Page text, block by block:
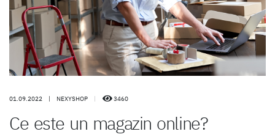
01.09.2022 | NEXYSHOP | 3460
Ce este un magazin online?